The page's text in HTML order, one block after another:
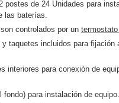
postes de 24 Unidades para
las baterías.
son controlados por un
y taquetes incluidos para fijación
interiores para conexión de
fondo) para instalación de equipo.